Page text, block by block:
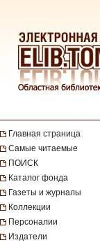
Главная страница
Самые читаемые
ПОИСК
Каталог фонда
Газеты и журналы
Коллекции
Персоналии
Издатели